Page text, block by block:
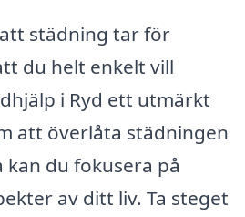
städning tar för
du helt enkelt vill
i Ryd ett utmärkt
att överlåta städningen
du fokusera på
av ditt liv. Ta steget